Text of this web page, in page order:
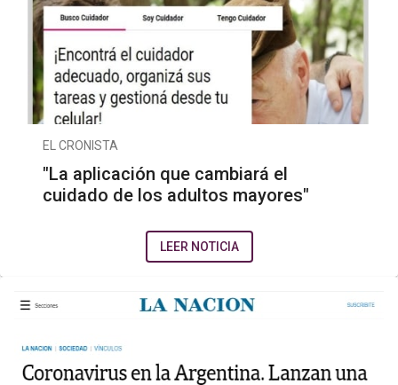
EL CRONISTA
"La aplicación que cambiará el
cuidado de los adultos mayores"
LEER NOTICIA